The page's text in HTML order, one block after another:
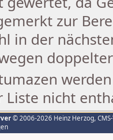
zur
in der
Liste nicht
© 2006-2026 Heinz Herzog,